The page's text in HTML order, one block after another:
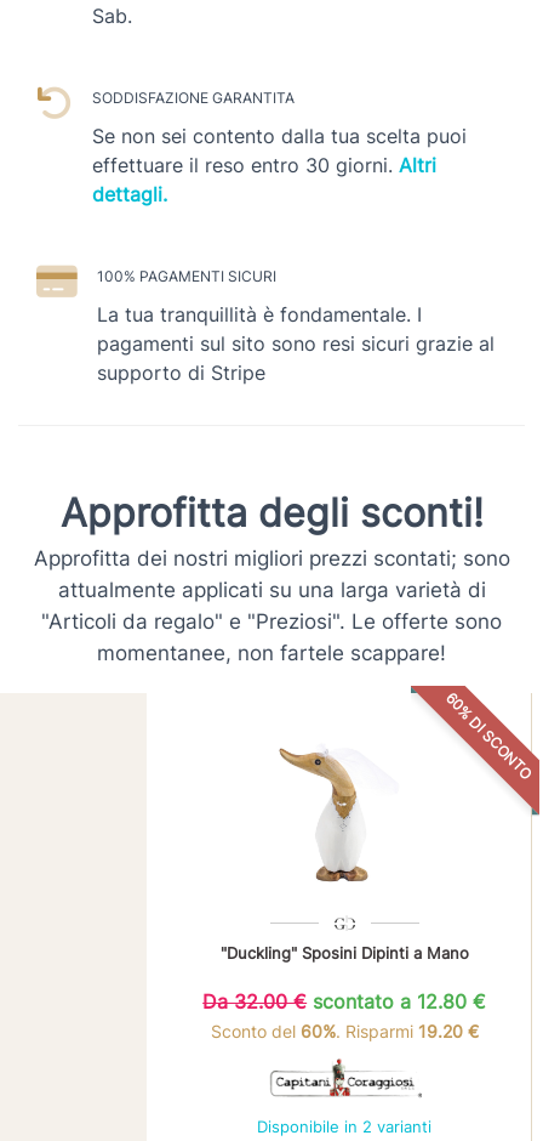
Sab.
SODDISFAZIONE GARANTITA
Se non sei contento dalla tua scelta puoi
effettuare il reso entro 30 giorni. Altri
dettagli.
100% PAGAMENTI SICURI
La tua tranquillità è fondamentale. I
pagamenti sul sito sono resi sicuri grazie al
supporto di Stripe
Approfitta degli sconti!
Approfitta dei nostri migliori prezzi scontati; sono
attualmente applicati su una larga varietà di
"Articoli da regalo" e "Preziosi". Le offerte sono
momentanee, non fartele scappare!
60% DI SCONTO
"Duckling" Sposini Dipinti a Mano
Da 32.00 €scontato a 12.80 €
Sconto del 60%. Risparmi 19.20 €
Disponibile in 2 varianti